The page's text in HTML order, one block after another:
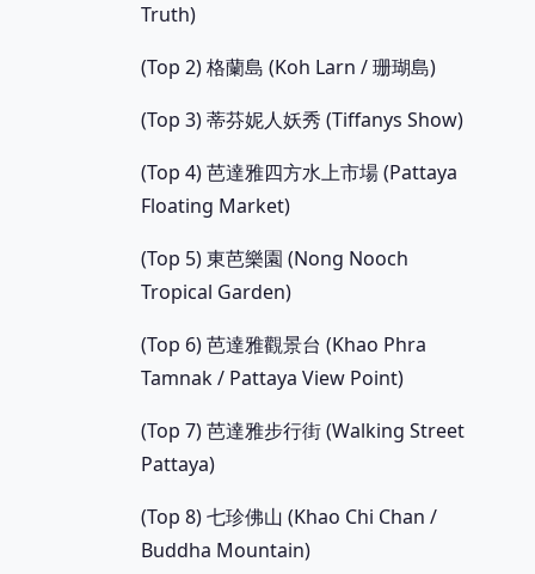
Truth)
(Top 2) 格蘭島 (Koh Larn / 珊瑚島)
(Top 3) 蒂芬妮人妖秀 (Tiffanys Show)
(Top 4) 芭達雅四方水上市場 (Pattaya
Floating Market)
(Top 5) 東芭樂園 (Nong Nooch
Tropical Garden)
(Top 6) 芭達雅觀景台 (Khao Phra
Tamnak / Pattaya View Point)
(Top 7) 芭達雅步行街 (Walking Street
Pattaya)
(Top 8) 七珍佛山 (Khao Chi Chan /
Buddha Mountain)